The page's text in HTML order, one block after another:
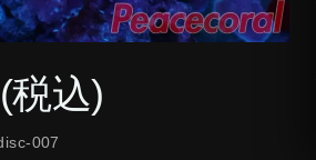
税込)
007